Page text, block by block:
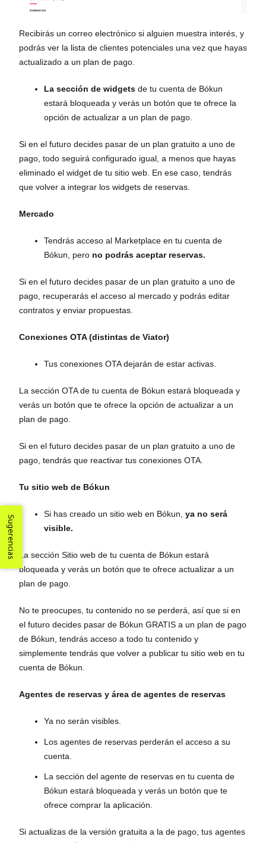
Recibirás un correo electrónico si alguien muestra interés, y
podrás ver la lista de clientes potenciales una vez que hayas
actualizado a un plan de pago.
La sección de widgets de tu cuenta de Bókun
estará bloqueada y verás un botón que te ofrece la
opción de actualizar a un plan de pago.
Si en el futuro decides pasar de un plan gratuito a uno de
pago, todo seguirá configurado igual, a menos que hayas
eliminado el widget de tu sitio web. En ese caso, tendrás
que volver a integrar los widgets de reservas.
Mercado
Tendrás acceso al Marketplace en tu cuenta de
Bókun, pero no podrás aceptar reservas.
Si en el futuro decides pasar de un plan gratuito a uno de
pago, recuperarás el acceso al mercado y podrás editar
contratos y enviar propuestas.
Conexiones OTA (distintas de Viator)
Tus conexiones OTA dejarán de estar activas.
La sección OTA de tu cuenta de Bókun estará bloqueada y
verás un botón que te ofrece la opción de actualizar a un
plan de pago.
Si en el futuro decides pasar de un plan gratuito a uno de
pago, tendrás que reactivar tus conexiones OTA.
Tu sitio web de Bókun
Si has creado un sitio web en Bókun, ya no será
visible.
La sección Sitio web de tu cuenta de Bókun estará
bloqueada y verás un botón que te ofrece actualizar a un
plan de pago.
No te preocupes, tu contenido no se perderá, así que si en
el futuro decides pasar de Bókun GRATIS a un plan de pago
de Bókun, tendrás acceso a todo tu contenido y
simplemente tendrás que volver a publicar tu sitio web en tu
cuenta de Bókun.
Agentes de reservas y área de agentes de reservas
Ya no serán visibles.
Los agentes de reservas perderán el acceso a su
cuenta.
La sección del agente de reservas en tu cuenta de
Bókun estará bloqueada y verás un botón que te
ofrece comprar la aplicación.
Si actualizas de la versión gratuita a la de pago, tus agentes
Sugerencias